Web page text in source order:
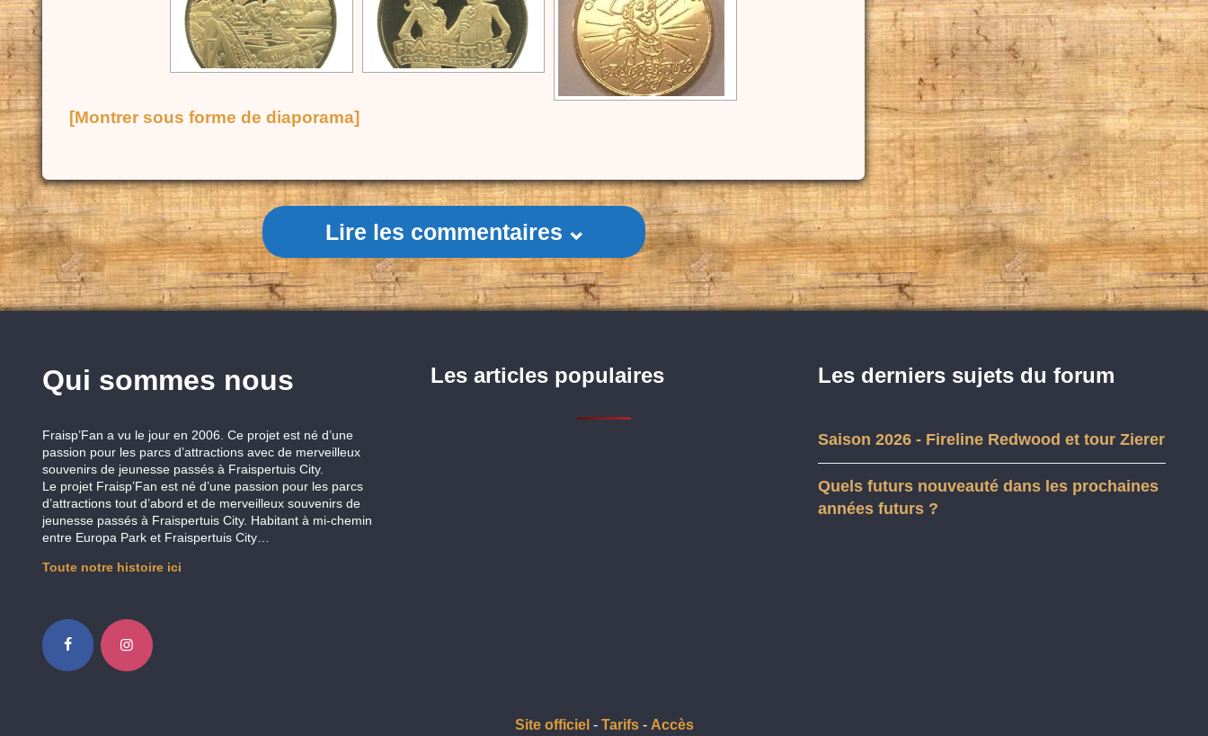
[Montrer sous forme de diaporama]
Lire les commentaires
Qui sommes nous
Fraisp’Fan a vu le jour en 2006. Ce projet est né d’une
passion pour les parcs d’attractions avec de merveilleux
souvenirs de jeunesse passés à Fraispertuis City.
Le projet Fraisp’Fan est né d’une passion pour les parcs
d’attractions tout d’abord et de merveilleux souvenirs de
jeunesse passés à Fraispertuis City. Habitant à mi-chemin
entre Europa Park et Fraispertuis City…
Toute notre histoire ici
Les articles populaires Les derniers sujets du forum
Saison 2026 - Fireline Redwood et tour Zierer
Quels futurs nouveauté dans les prochaines
années futurs ?
Site officiel - Tarifs- Accès